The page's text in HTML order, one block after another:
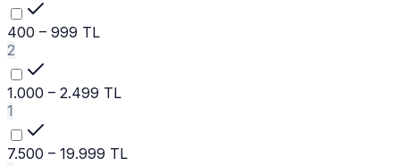
400 – 999 TL
2
1.000 – 2.499 TL
1
7.500 – 19.999 TL